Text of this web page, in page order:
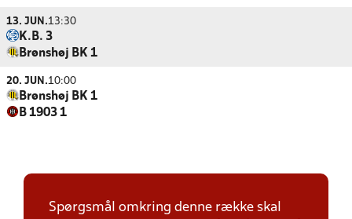
13. JUN.13:30
K.B. 3
Brønshøj BK 1
20. JUN.10:00
Brønshøj BK 1
B 1903 1
Spørgsmål omkring denne række skal